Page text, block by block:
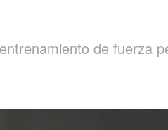
de fuerza